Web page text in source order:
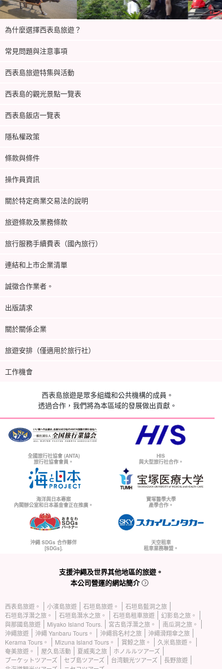
為什麼選擇西表島旅遊？
常見問題與注意事項
西表島旅遊特集與活動
西表島的觀光景點一覽表
西表島飯店一覽表
隱私權政策
條款與條件
操作員資訊
關於特定商業交易法的說明
旅遊條款及業務條款
旅行服務手續費表（國內旅行）
連結和上市企業清單
誠徵合作業者。
出版請求
關於關係企業
旅遊安排（僅適用於旅行社）
工作機會
西表島旅遊是眾多組織和公共機構的成員。
透過合作，我們將為本區域的發展做出貢獻。
全國旅行社協會 (ANTA)
旅行社協會會員。
HIS
與大型旅行社合作。
海洋與日本專案
內閣辦公室和日本基金會正在推廣。
寶塚醫學大學
產學合作。
沖繩 SDGs 合作夥伴
[SDGs].
天空租車
租車業務聯盟。
支援沖繩及世界其他地區的旅遊。
本公司營運的網站簡介
西表島旅遊。 小濱島旅遊 石垣島旅遊。
石垣島藍洞之旅
石垣島浮潛之旅。
石垣島潛水之旅。 石垣島租車旅遊
幻影島之旅。
與那國島旅遊
Miyako Island Tours. 宮古島浮潛之旅。
南瓜洞之旅。
沖繩旅遊
沖繩 Yanbaru Tours。 沖繩翁名村之旅
沖繩滑翔傘之旅
Kerama Tours。
Mizuna Island Tours。 賞鯨之旅。
久米島旅遊。
奄美旅遊。
屋久島活動 夏威夷之旅
ホノルルツアーズ
プーケットツアーズ
セブ島ツアーズ 台湾観光ツアーズ
長野旅遊